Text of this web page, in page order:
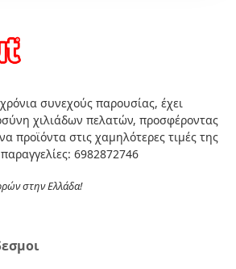
συνεχούς παρουσίας, έχει
χιλιάδων πελατών, προσφέροντας
προϊόντα στις χαμηλότερες τιμές της
6982872746
στην Ελλάδα!